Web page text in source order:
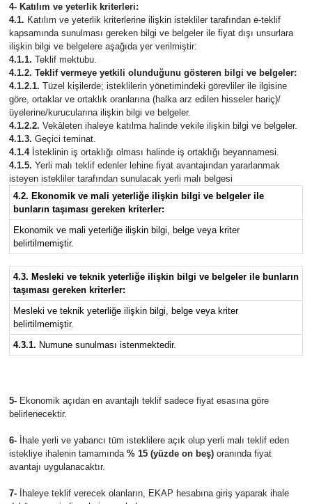
4- Katılım ve yeterlik kriterleri:
4.1. Katılım ve yeterlik kriterlerine ilişkin istekliler tarafından e-teklif
kapsamında sunulması gereken bilgi ve belgeler ile fiyat dışı unsurlara
ilişkin bilgi ve belgelere aşağıda yer verilmiştir:
4.1.1. Teklif mektubu.
4.1.2. Teklif vermeye yetkili olunduğunu gösteren bilgi ve belgeler:
4.1.2.1. Tüzel kişilerde; isteklilerin yönetimindeki görevliler ile ilgisine
göre, ortaklar ve ortaklık oranlarına (halka arz edilen hisseler hariç)/
üyelerine/kurucularına ilişkin bilgi ve belgeler.
4.1.2.2. Vekâleten ihaleye katılma halinde vekile ilişkin bilgi ve belgeler.
4.1.3. Geçici teminat.
4.1.4İsteklinin iş ortaklığı olması halinde iş ortaklığı beyannamesi.
4.1.5. Yerli malı teklif edenler lehine fiyat avantajından yararlanmak
isteyen istekliler tarafından sunulacak yerli malı belgesi
4.2. Ekonomik ve mali yeterliğe ilişkin bilgi ve belgeler ile
bunların taşıması gereken kriterler:
Ekonomik ve mali yeterliğe ilişkin bilgi, belge veya kriter
belirtilmemiştir.
4.3. Mesleki ve teknik yeterliğe ilişkin bilgi ve belgeler ile bunların
taşıması gereken kriterler:
Mesleki ve teknik yeterliğe ilişkin bilgi, belge veya kriter
belirtilmemiştir.
4.3.1. Numune sunulması istenmektedir.
5-Ekonomik açıdan en avantajlı teklif sadece fiyat esasına göre
belirlenecektir.
6-İhale yerli ve yabancı tüm isteklilere açık olup yerli malı teklif eden
istekliye ihalenin tamamında % 15 (yüzde on beş) oranında fiyat
avantajı uygulanacaktır.
7-İhaleye teklif verecek olanların, EKAP hesabına giriş yaparak ihale